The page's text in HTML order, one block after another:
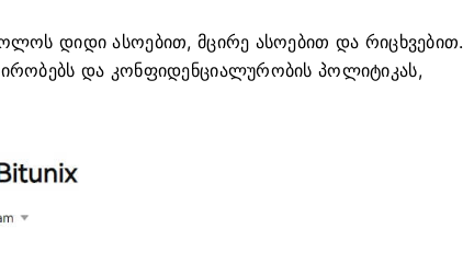
დიდი ასოებით, მცირე ასოებით და რიცხვებით.
და კონფიდენციალურობის პოლიტიკას,